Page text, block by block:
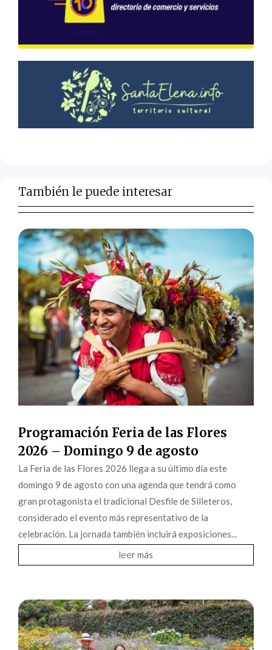
También le puede interesar
Programación Feria de las Flores
2026 – Domingo 9 de agosto
La Feria de las Flores 2026 llega a su último día este
domingo 9 de agosto con una agenda que tendrá como
gran protagonista el tradicional Desfile de Silleteros,
considerado el evento más representativo de la
celebración. La jornada también incluirá exposiciones...
leer más